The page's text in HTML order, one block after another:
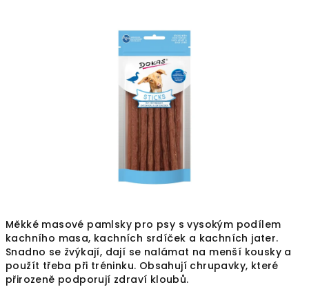
Měkké masové pamlsky pro psy s vysokým podílem
kachního masa, kachních srdíček a kachních jater.
Snadno se žvýkají, dají se nalámat na menší kousky a
použít třeba při tréninku. Obsahují chrupavky, které
přirozeně podporují zdraví kloubů.